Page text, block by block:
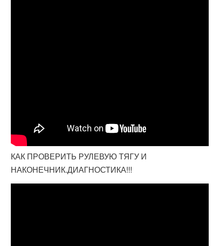
КАК ПРОВЕРИТЬ РУЛЕВУЮ ТЯГУ И
НАКОНЕЧНИК.ДИАГНОСТИКА!!!